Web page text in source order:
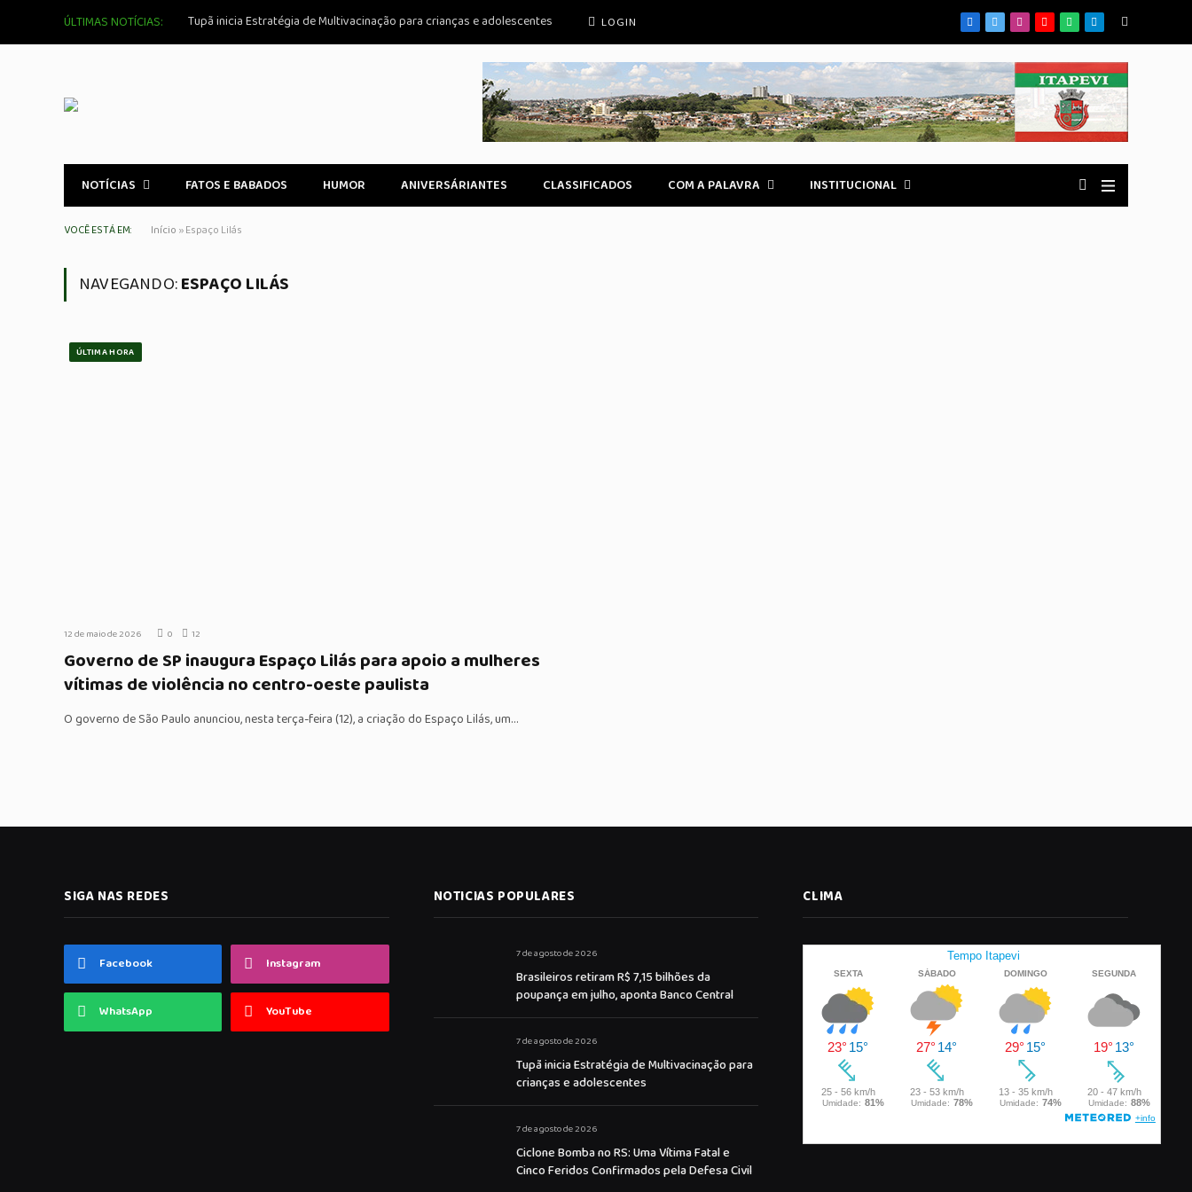
ÚLTIMAS NOTÍCIAS: Tupã inicia Estratégia de Multivacinação para crianças e adolescentes LOGIN Facebook
X
(Twitter)
Instagram
YouTubeWhatsApp
Telegrama
NOTÍCIAS FATOS E BABADOS HUMOR ANIVERSÁRIANTES CLASSIFICADOS COM A PALAVRA INSTITUCIONAL
VOCÊ ESTÁ EM: Início »Espaço Lilás
NAVEGANDO:ESPAÇO LILÁS
ÚLTIMA HORA
12 de maio de 2026 0 12
Governo de SP inaugura Espaço Lilás para apoio a mulheres
vítimas de violência no centro-oeste paulista
O governo de São Paulo anunciou, nesta terça-feira (12), a criação do Espaço Lilás, um…
SIGA NAS REDES
Facebook Instagram
WhatsApp YouTube
NOTICIAS POPULARES
7 de agosto de 2026
Brasileiros retiram R$ 7,15 bilhões da
poupança em julho, aponta Banco Central
7 de agosto de 2026
Tupã inicia Estratégia de Multivacinação para
crianças e adolescentes
7 de agosto de 2026
Ciclone Bomba no RS: Uma Vítima Fatal e
Cinco Feridos Confirmados pela Defesa Civil
CLIMA